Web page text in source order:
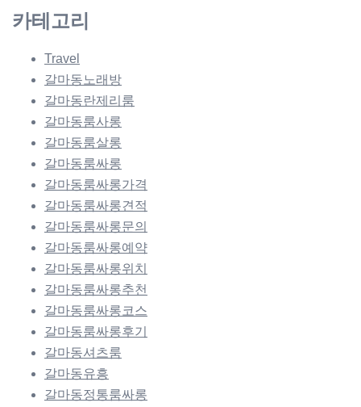
카테고리
Travel
갈마동노래방
갈마동란제리룸
갈마동룸사롱
갈마동룸살롱
갈마동룸싸롱
갈마동룸싸롱가격
갈마동룸싸롱견적
갈마동룸싸롱문의
갈마동룸싸롱예약
갈마동룸싸롱위치
갈마동룸싸롱추천
갈마동룸싸롱코스
갈마동룸싸롱후기
갈마동셔츠룸
갈마동유흥
갈마동정통룸싸롱